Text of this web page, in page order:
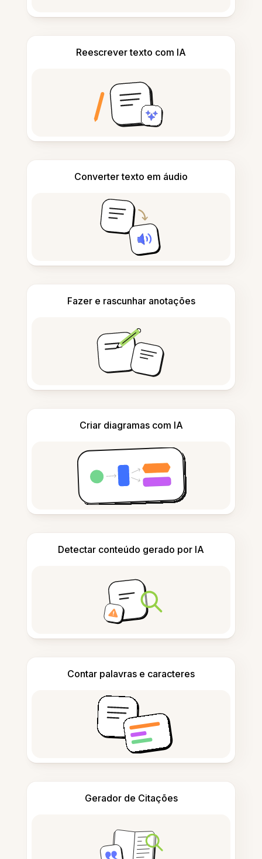
Reescrever texto com IA
Converter texto em áudio
Fazer e rascunhar anotações
Criar diagramas com IA
Detectar conteúdo gerado por IA
Contar palavras e caracteres
Gerador de Citações